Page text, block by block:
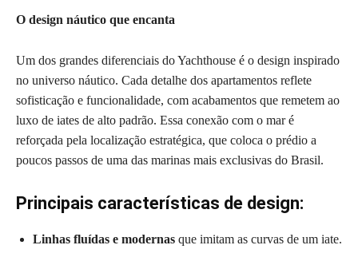
O design náutico que encanta
Um dos grandes diferenciais do Yachthouse é o design inspirado
no universo náutico. Cada detalhe dos apartamentos reflete
sofisticação e funcionalidade, com acabamentos que remetem ao
luxo de iates de alto padrão. Essa conexão com o mar é
reforçada pela localização estratégica, que coloca o prédio a
poucos passos de uma das marinas mais exclusivas do Brasil.
Principais características de design:
Linhas fluídas e modernas que imitam as curvas de um iate.